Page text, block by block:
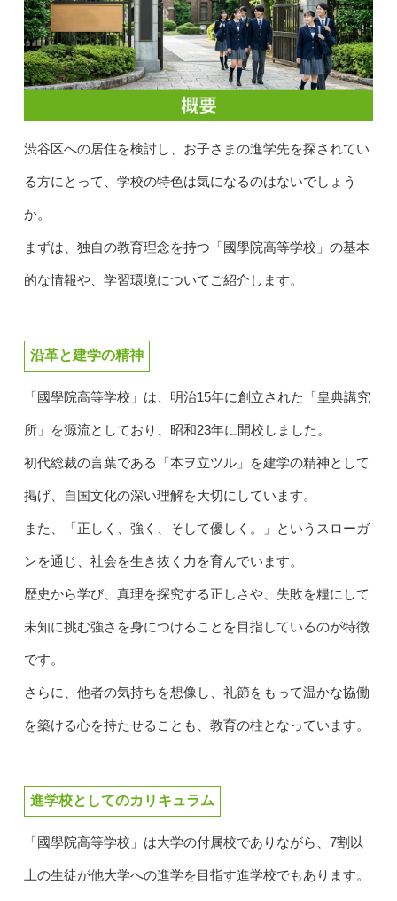
渋谷区への居住を検討し、お子さまの進学先を探されてい
る方にとって、学校の特色は気になるのはないでしょう
か。
まずは、独自の教育理念を持つ「國學院高等学校」の基本
的な情報や、学習環境についてご紹介します。
沿革と建学の精神
「國學院高等学校」は、明治15年に創立された「皇典講究
所」を源流としており、昭和23年に開校しました。
初代総裁の言葉である「本ヲ立ツル」を建学の精神として
掲げ、自国文化の深い理解を大切にしています。
また、「正しく、強く、そして優しく。」というスローガ
ンを通じ、社会を生き抜く力を育んでいます。
歴史から学び、真理を探究する正しさや、失敗を糧にして
未知に挑む強さを身につけることを目指しているのが特徴
です。
さらに、他者の気持ちを想像し、礼節をもって温かな協働
を築ける心を持たせることも、教育の柱となっています。
進学校としてのカリキュラム
「國學院高等学校」は大学の付属校でありながら、7割以
上の生徒が他大学への進学を目指す進学校でもあります。